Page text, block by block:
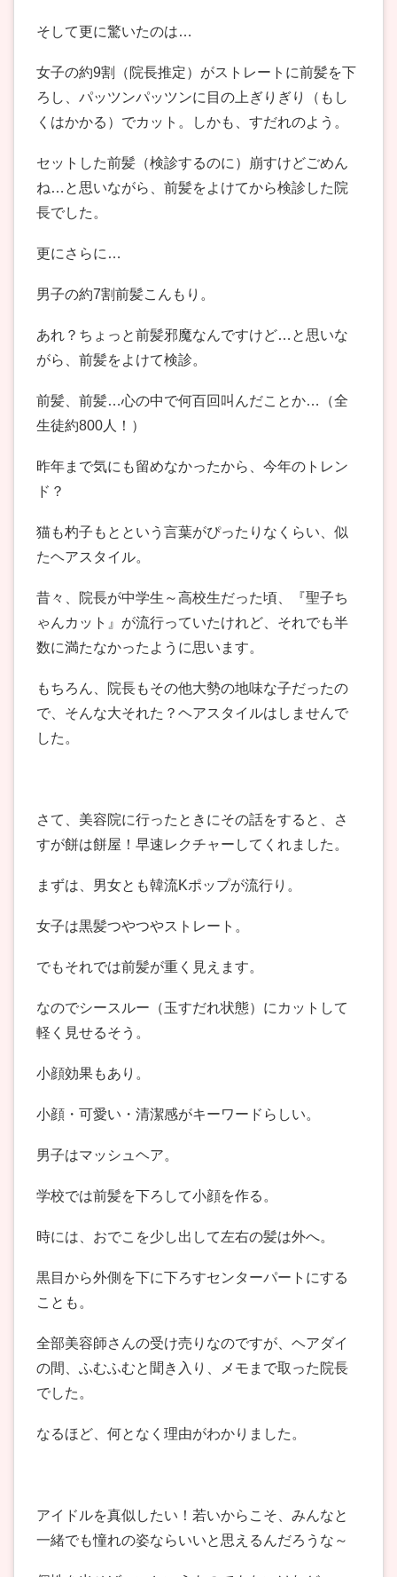
そして更に驚いたのは…
女子の約9割（院長推定）がストレートに前髪を下
ろし、パッツンパッツンに目の上ぎりぎり（もし
くはかかる）でカット。しかも、すだれのよう。
セットした前髪（検診するのに）崩すけどごめん
ね…と思いながら、前髪をよけてから検診した院
長でした。
更にさらに…
男子の約7割前髪こんもり。
あれ？ちょっと前髪邪魔なんですけど…と思いな
がら、前髪をよけて検診。
前髪、前髪…心の中で何百回叫んだことか…（全
生徒約800人！）
昨年まで気にも留めなかったから、今年のトレン
ド？
猫も杓子もとという言葉がぴったりなくらい、似
たヘアスタイル。
昔々、院長が中学生～高校生だった頃、『聖子ち
ゃんカット』が流行っていたけれど、それでも半
数に満たなかったように思います。
もちろん、院長もその他大勢の地味な子だったの
で、そんな大それた？ヘアスタイルはしませんで
した。
さて、美容院に行ったときにその話をすると、さ
すが餅は餅屋！早速レクチャーしてくれました。
まずは、男女とも韓流Kポップが流行り。
女子は黒髪つやつやストレート。
でもそれでは前髪が重く見えます。
なのでシースルー（玉すだれ状態）にカットして
軽く見せるそう。
小顔効果もあり。
小顔・可愛い・清潔感がキーワードらしい。
男子はマッシュヘア。
学校では前髪を下ろして小顔を作る。
時には、おでこを少し出して左右の髪は外へ。
黒目から外側を下に下ろすセンターパートにする
ことも。
全部美容師さんの受け売りなのですが、ヘアダイ
の間、ふむふむと聞き入り、メモまで取った院長
でした。
なるほど、何となく理由がわかりました。
アイドルを真似したい！若いからこそ、みんなと
一緒でも憧れの姿ならいいと思えるんだろうな～